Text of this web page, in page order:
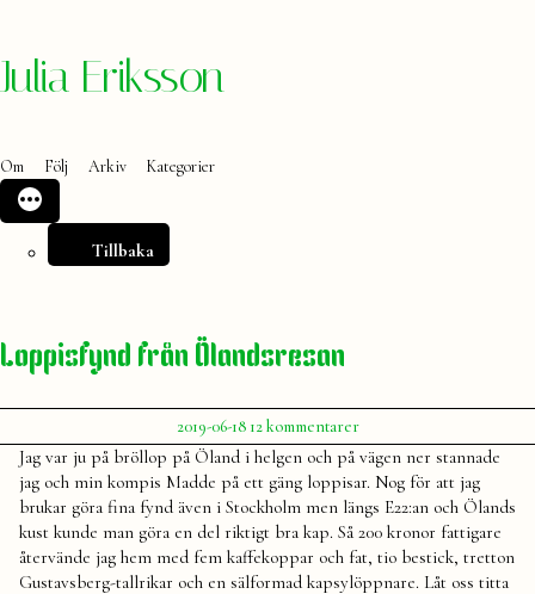
Hoppa
Julia Eriksson
Om Följ Arkiv Kategorier
Tillbaka
Loppisfynd från Ölandsresan
Publicerat
av
Julia
2019-06-18 12 kommentarertill
Loppisfynd
från
Ölandsresan
Jag var ju på bröllop på Öland i helgen och på vägen ner stannade
jag och min kompis Madde på ett gäng loppisar. Nog för att jag
brukar göra fina fynd även i Stockholm men längs E22:an och Ölands
kust kunde man göra en del riktigt bra kap. Så 200 kronor fattigare
återvände jag hem med fem kaffekoppar och fat, tio bestick, tretton
Gustavsberg-tallrikar och en sälformad kapsylöppnare. Låt oss titta